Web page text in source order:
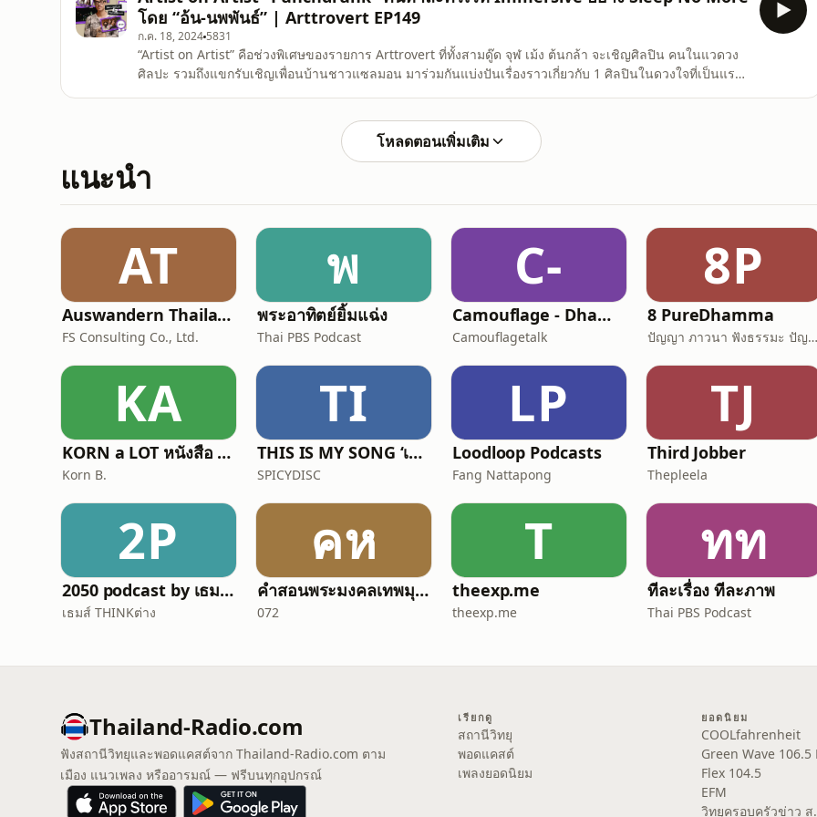
โดย “อ้น-นพพันธ์” | Arttrovert EP149
ก.ค. 18, 2024 5831
“Artist on Artist” คือช่วงพิเศษของรายการ Arttrovert ที่ทั้งสามดู๊ด จุฬ เม้ง ต้นกล้า จะเชิญศิลปิน คนในแวดวง
ศิลปะ รวมถึงแขกรับเชิญเพื่อนบ้านชาวแซลมอน มาร่วมกันแบ่งปันเรื่องราวเกี่ยวกับ 1 ศิลปินในดวงใจที่เป็นแรง
โหลดตอนเพิ่มเติม
แนะนำ
AT
Auswandern Thailand Podcast
FS Consulting Co., Ltd.
พ
พระอาทิตย์ยิ้มแฉ่ง
Thai PBS Podcast
C-
Camouflage - Dhamma Talk
Camouflagetalk
8P
8 PureDhamma
ปัญญา ภาวนา ฟังธรรมะ ปัญญาภาวนา Panya Bhavana
KA
KORN a LOT หนังสือ การเดินทาง ความรู้สึก
Korn B.
TI
THIS IS MY SONG ‘เพราะเพลงนั้นทำให้ฉันตาสว่าง’
SPICYDISC
LP
Loodloop Podcasts
Fang Nattapong
TJ
Third Jobber
Thepleela
2P
2050 podcast by เธมส์ THINKต่าง
เธมส์ THINKต่าง
คห
คำสอนพระมงคลเทพมุนี หลวงพ่อวัดปากน้ำ
072
T
theexp.me
theexp.me
ทท
ทีละเรื่อง ทีละภาพ
Thai PBS Podcast
Thailand-Radio.com
ฟังสถานีวิทยุและพอดแคสต์จาก Thailand-Radio.com ตาม
เมือง แนวเพลง หรืออารมณ์ — ฟรีบนทุกอุปกรณ์
เรียกดู
สถานีวิทยุ
พอดแคสต์
เพลงยอดนิยม
ยอดนิยม
COOLfahrenheit
Green Wave 106.5
Flex 104.5
EFM
วิทยุครอบครัวข่าว ส